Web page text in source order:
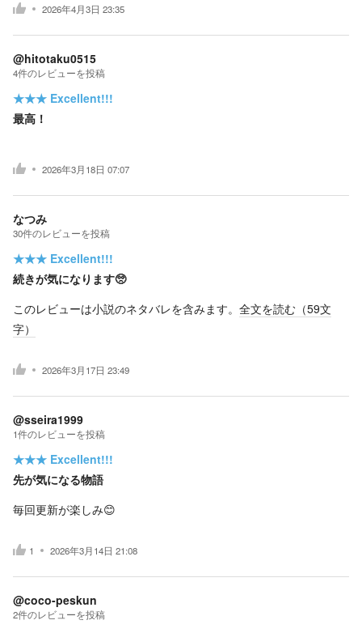
2026年4月3日 23:35
@hitotaku0515
4件のレビューを投稿
★★★ Excellent!!!
最高！
2026年3月18日 07:07
なつみ
30件のレビューを投稿
★★★ Excellent!!!
続きが気になります🥺
このレビューは小説のネタバレを含みます。 全文を読む（59文
字）
2026年3月17日 23:49
@sseira1999
1件のレビューを投稿
★★★ Excellent!!!
先が気になる物語
毎回更新が楽しみ😊
1 2026年3月14日 21:08
@coco-peskun
2件のレビューを投稿